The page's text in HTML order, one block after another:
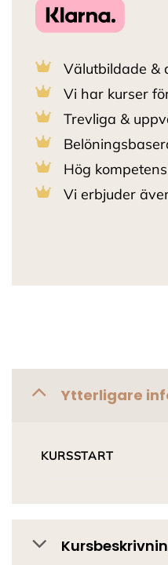
Välutbildade &
Vi har kurser
Trevliga &
Hög
Vi erbjuder
Ytterligare
KURSSTART